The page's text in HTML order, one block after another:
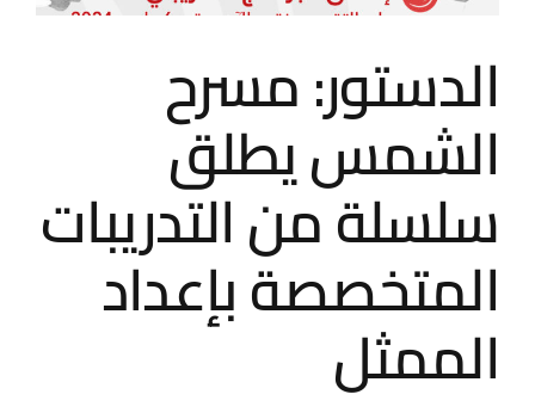
مغلقة
الدستور: مسرح
الشمس يطلق
سلسلة من التدريبات
المتخصصة بإعداد
الممثل